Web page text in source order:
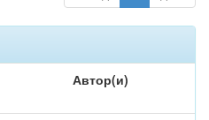
Автор(и)